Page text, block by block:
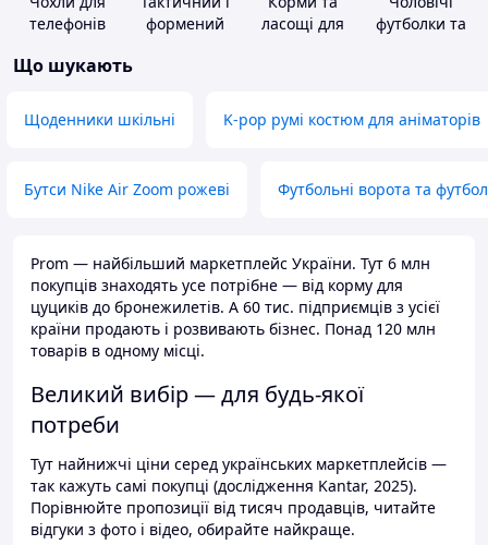
телефонів
формений
ласощі для
футболки та
Що шукають
Щоденники шкільні K-pop румі костюм для аніматорів
Бутси Nike Air Zoom рожеві Футбольні ворота та
Prom — найбільший маркетплейс України. Тут 6 млн
покупців знаходять усе потрібне — від корму для
цуциків до бронежилетів. А 60 тис. підприємців з усієї
країни продають і розвивають бізнес. Понад 120 млн
товарів в одному місці.
Великий вибір — для будь-якої
потреби
Тут найнижчі ціни серед українських маркетплейсів —
так кажуть самі покупці (дослідження Kantar, 2025).
Порівнюйте пропозиції від тисяч продавців, читайте
відгуки з фото і відео, обирайте найкраще.